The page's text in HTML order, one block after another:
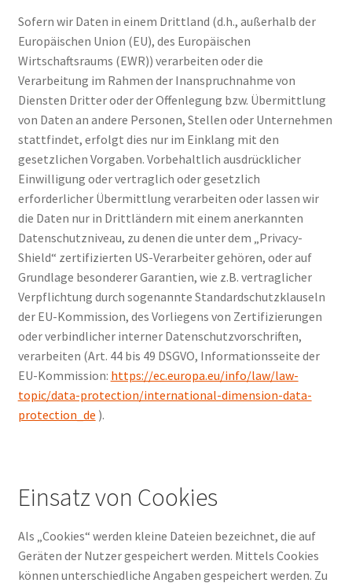
Sofern wir Daten in einem Drittland (d.h., außerhalb der
Europäischen Union (EU), des Europäischen
Wirtschaftsraums (EWR)) verarbeiten oder die
Verarbeitung im Rahmen der Inanspruchnahme von
Diensten Dritter oder der Offenlegung bzw. Übermittlung
von Daten an andere Personen, Stellen oder Unternehmen
stattfindet, erfolgt dies nur im Einklang mit den
gesetzlichen Vorgaben. Vorbehaltlich ausdrücklicher
Einwilligung oder vertraglich oder gesetzlich
erforderlicher Übermittlung verarbeiten oder lassen wir
die Daten nur in Drittländern mit einem anerkannten
Datenschutzniveau, zu denen die unter dem „Privacy-
Shield“ zertifizierten US-Verarbeiter gehören, oder auf
Grundlage besonderer Garantien, wie z.B. vertraglicher
Verpflichtung durch sogenannte Standardschutzklauseln
der EU-Kommission, des Vorliegens von Zertifizierungen
oder verbindlicher interner Datenschutzvorschriften,
verarbeiten (Art. 44 bis 49 DSGVO, Informationsseite der
EU-Kommission: https://ec.europa.eu/info/law/law-
topic/data-protection/international-dimension-data-
protection_de ).
Einsatz von Cookies
Als „Cookies“ werden kleine Dateien bezeichnet, die auf
Geräten der Nutzer gespeichert werden. Mittels Cookies
können unterschiedliche Angaben gespeichert werden. Zu